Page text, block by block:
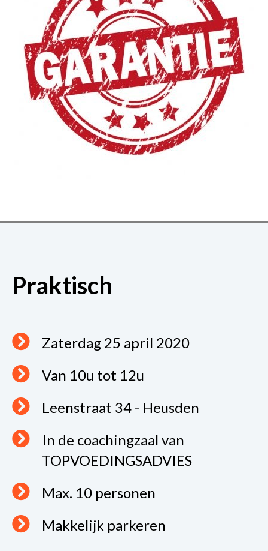
Praktisch
Zaterdag 25 april 2020
Van 10u tot 12u
Leenstraat 34 - Heusden
In de coachingzaal van
TOPVOEDINGSADVIES
Max. 10 personen
Makkelijk parkeren